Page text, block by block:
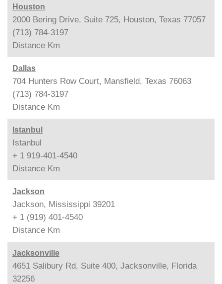
Houston
2000 Bering Drive, Suite 725, Houston, Texas 77057
(713) 784-3197
Distance Km
Dallas
704 Hunters Row Court, Mansfield, Texas 76063
(713) 784-3197
Distance Km
Istanbul
Istanbul
+ 1 919-401-4540
Distance Km
Jackson
Jackson, Mississippi 39201
+ 1 (919) 401-4540
Distance Km
Jacksonville
4651 Salibury Rd, Suite 400, Jacksonville, Florida
32256